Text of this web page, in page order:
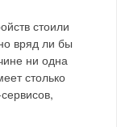
стоили
вряд ли бы
ни одна
столько